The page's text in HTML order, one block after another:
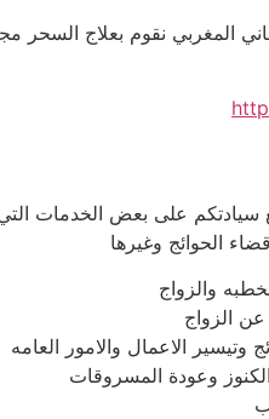
نقوم بعلاج السحر مجانا
سيادتكم على بعض الخدمات
الحوائج وغيرها
والزواج
عن الزواج
وتيسير الاعمال والامور العامه
وعودة المسروقات